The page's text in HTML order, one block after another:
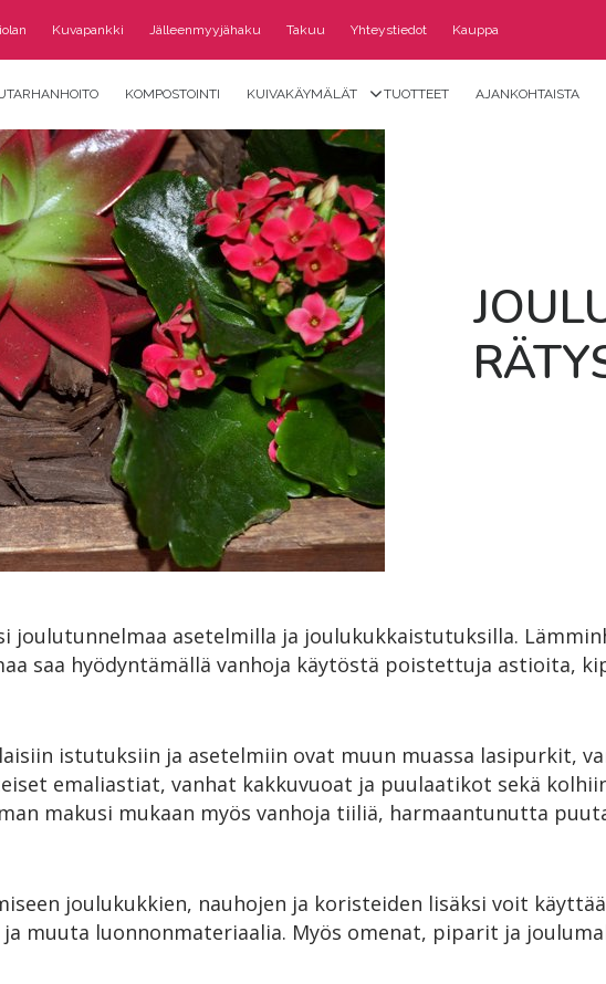
Kuvapankki Jälleenmyyjähaku Takuu Yhteystiedot Kauppa
KOMPOSTOINTI KUIVAKÄYMÄLÄT TUOTTEET AJANKOHTAISTA
joulutunnelmaa asetelmilla ja joulukukkaistutuksilla.
saa hyödyntämällä vanhoja käytöstä poistettuja astioita,
istutuksiin ja asetelmiin ovat muun muassa lasipurkit,
emaliastiat, vanhat kakkuvuoat ja puulaatikot sekä
makusi mukaan myös vanhoja tiiliä, harmaantunutta
joulukukkien, nauhojen ja koristeiden lisäksi voit
muuta luonnonmateriaalia. Myös omenat, piparit ja